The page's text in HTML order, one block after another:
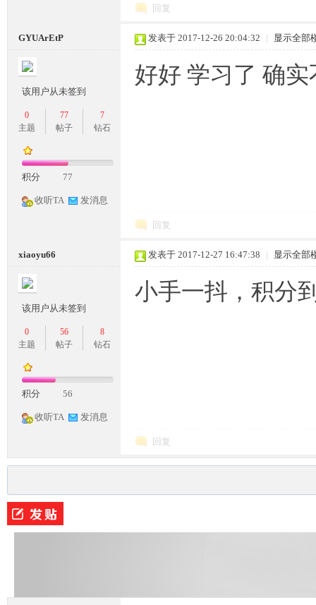
回复
GYUArEtP
该用户从未签到
0
主题
77
帖子
7
钻石
积分 77
收听TA 发消息
发表于 2017-12-26 20:04:32 | 显示全部
好好 学习了 确实
回复
xiaoyu66
该用户从未签到
0
主题
56
帖子
8
钻石
积分 56
收听TA 发消息
发表于 2017-12-27 16:47:38 | 显示全部
小手一抖，积分
回复